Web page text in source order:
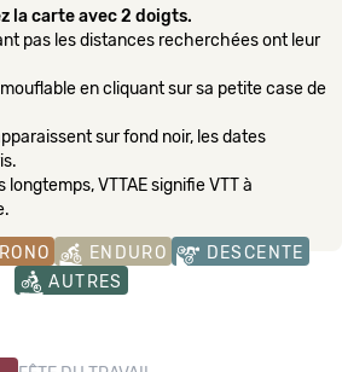
la carte avec 2 doigts.
pas les distances recherchées ont leur
en cliquant sur sa petite case de
sur fond noir, les dates
VTTAE signifie VTT à
ENDURO
DESCENTE
AUTRES